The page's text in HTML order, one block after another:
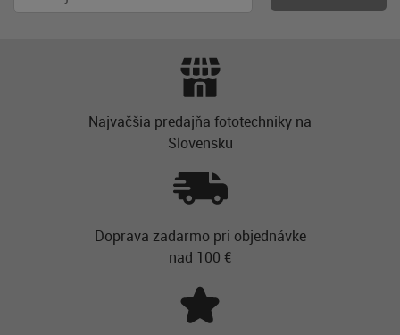
Najvačšia predajňa fototechniky na
Slovensku
Doprava zadarmo pri objednávke
nad 100 €